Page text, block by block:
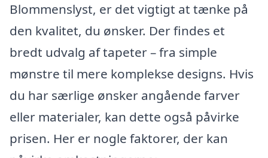
Blommenslyst, er det vigtigt at tænke på
den kvalitet, du ønsker. Der findes et
bredt udvalg af tapeter – fra simple
mønstre til mere komplekse designs. Hvis
du har særlige ønsker angående farver
eller materialer, kan dette også påvirke
prisen. Her er nogle faktorer, der kan